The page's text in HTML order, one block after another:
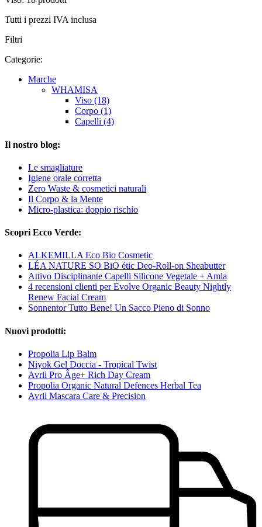
Tutti i prezzi IVA inclusa
Filtri
Categorie:
Marche
WHAMISA
Viso (18)
Corpo (1)
Capelli (4)
Il nostro blog:
Le smagliature
Igiene orale corretta
Zero Waste & cosmetici naturali
Il Corpo & la Mente
Micro-plastica: doppio rischio
Scopri Ecco Verde:
ALKEMILLA Eco Bio Cosmetic
LÉA NATURE SO BiO étic Deo-Roll-on Sheabutter
Attivo Disciplinante Capelli Silicone Vegetale + Amla
4 recensioni clienti per Evolve Organic Beauty Nightly
Renew Facial Cream
Sonnentor Tutto Bene! Un Sacco Pieno di Sonno
Nuovi prodotti:
Propolia Lip Balm
Niyok Gel Doccia - Tropical Twist
Avril Pro Âge+ Rich Day Cream
Propolia Organic Natural Defences Herbal Tea
Avril Mascara Care & Precision